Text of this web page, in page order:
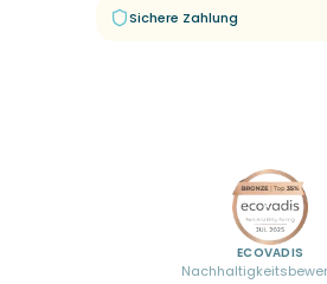
Sichere Zahlung
ECOVADIS